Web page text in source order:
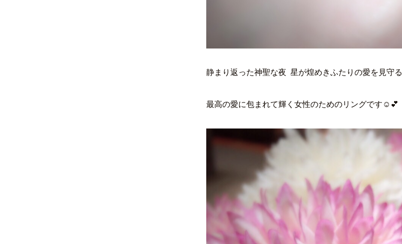
静まり返った神聖な夜 星が煌めきふたりの愛を見守る
最高の愛に包まれて輝く女性のためのリングです☺💕